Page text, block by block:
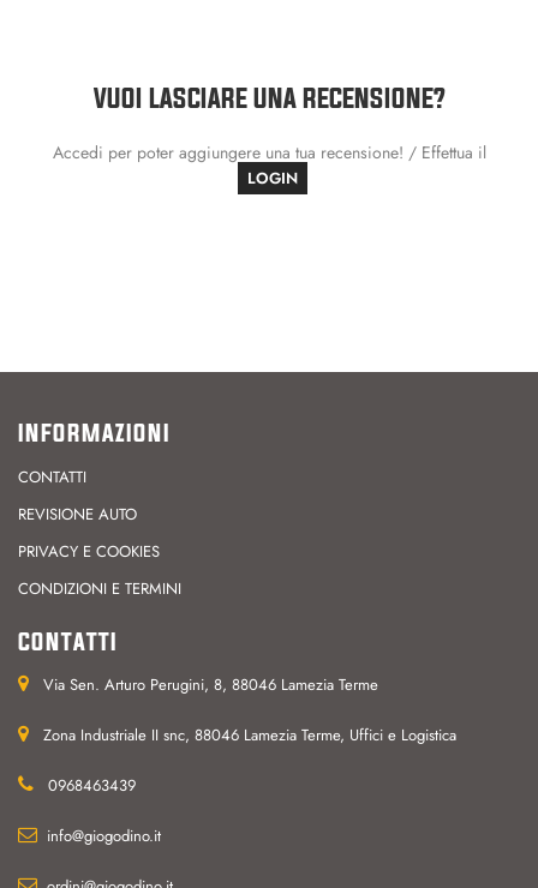
VUOI LASCIARE UNA RECENSIONE?
Accedi per poter aggiungere una tua recensione! / Effettua il
LOGIN
INFORMAZIONI
CONTATTI
REVISIONE AUTO
PRIVACY E COOKIES
CONDIZIONI E TERMINI
CONTATTI
Via Sen. Arturo Perugini, 8, 88046 Lamezia Terme
Zona Industriale II snc, 88046 Lamezia Terme, Uffici e Logistica
0968463439
info@giogodino.it